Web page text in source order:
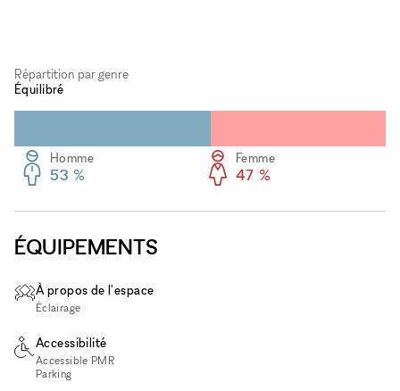
Répartition par genre
Équilibré
Femme
47 %
Homme
53 %
ÉQUIPEMENTS
À propos de l'espace
Éclairage
Accessibilité
Accessible PMR
Parking